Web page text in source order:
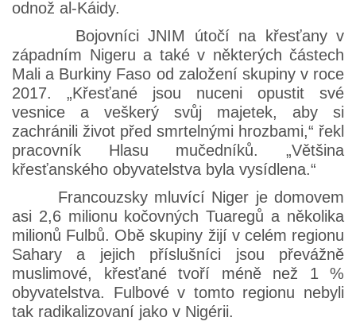
odnož al-Káidy.
Bojovníci JNIM útočí na křesťany v
západním Nigeru a také v některých částech
Mali a Burkiny Faso od založení skupiny v roce
2017. „Křesťané jsou nuceni opustit své
vesnice a veškerý svůj majetek, aby si
zachránili život před smrtelnými hrozbami,“ řekl
pracovník Hlasu mučedníků. „Většina
křesťanského obyvatelstva byla vysídlena.“
Francouzsky mluvící Niger je domovem
asi 2,6 milionu kočovných Tuaregů a několika
milionů Fulbů. Obě skupiny žijí v celém regionu
Sahary a jejich příslušníci jsou převážně
muslimové, křesťané tvoří méně než 1 %
obyvatelstva. Fulbové v tomto regionu nebyli
tak radikalizovaní jako v Nigérii.